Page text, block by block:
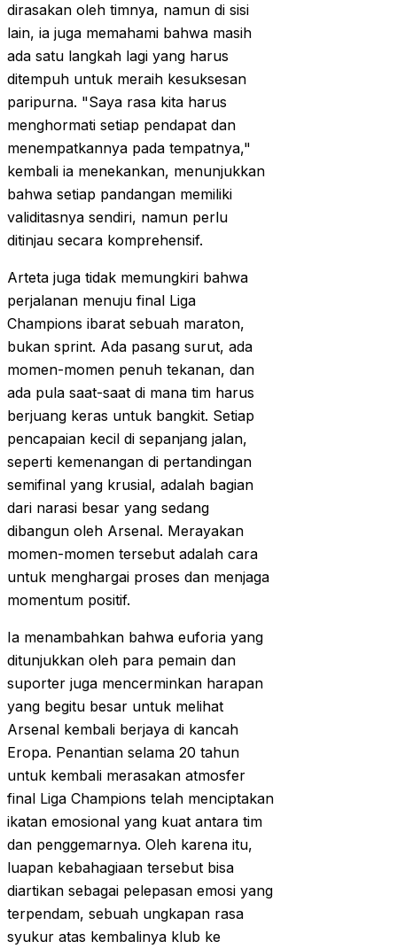
dirasakan oleh timnya, namun di sisi
lain, ia juga memahami bahwa masih
ada satu langkah lagi yang harus
ditempuh untuk meraih kesuksesan
paripurna. "Saya rasa kita harus
menghormati setiap pendapat dan
menempatkannya pada tempatnya,"
kembali ia menekankan, menunjukkan
bahwa setiap pandangan memiliki
validitasnya sendiri, namun perlu
ditinjau secara komprehensif.
Arteta juga tidak memungkiri bahwa
perjalanan menuju final Liga
Champions ibarat sebuah maraton,
bukan sprint. Ada pasang surut, ada
momen-momen penuh tekanan, dan
ada pula saat-saat di mana tim harus
berjuang keras untuk bangkit. Setiap
pencapaian kecil di sepanjang jalan,
seperti kemenangan di pertandingan
semifinal yang krusial, adalah bagian
dari narasi besar yang sedang
dibangun oleh Arsenal. Merayakan
momen-momen tersebut adalah cara
untuk menghargai proses dan menjaga
momentum positif.
Ia menambahkan bahwa euforia yang
ditunjukkan oleh para pemain dan
suporter juga mencerminkan harapan
yang begitu besar untuk melihat
Arsenal kembali berjaya di kancah
Eropa. Penantian selama 20 tahun
untuk kembali merasakan atmosfer
final Liga Champions telah menciptakan
ikatan emosional yang kuat antara tim
dan penggemarnya. Oleh karena itu,
luapan kebahagiaan tersebut bisa
diartikan sebagai pelepasan emosi yang
terpendam, sebuah ungkapan rasa
syukur atas kembalinya klub ke